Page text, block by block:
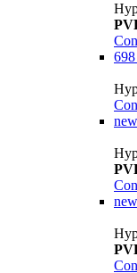
new
new